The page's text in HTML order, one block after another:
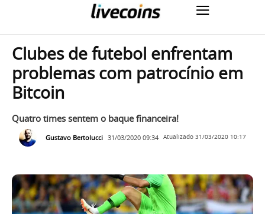
Clubes de futebol enfrentam
problemas com patrocínio em
Bitcoin
Quatro times sentem o baque financeira!
Gustavo Bertolucci 31/03/2020 09:34 Atualizado 31/03/2020 10:17